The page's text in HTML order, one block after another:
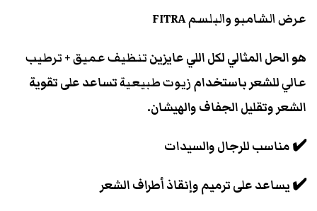
عرض الشامبو والبلسم FITRA
هو الحل المثالي لكل اللي عايزينتنظيف عميق + ترطيب
عاليللشعر باستخدامزيوت طبيعيةتساعد على تقوية
الشعر وتقليل الجفاف والهيشان.
✔️ مناسب للرجال والسيدات
✔️ يساعد على ترميم وإنقاذ أطراف الشعر